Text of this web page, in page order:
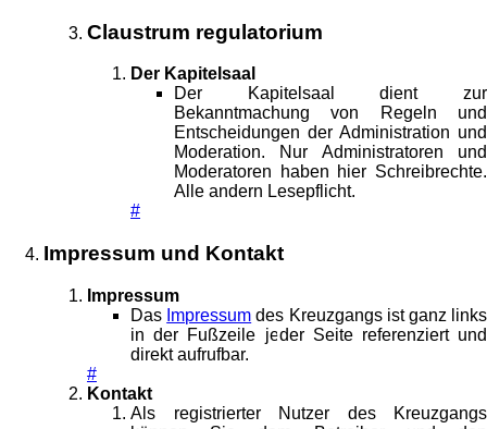
Claustrum regulatorium
Der Kapitelsaal
Der Kapitelsaal dient zur
Bekanntmachung von Regeln und
Entscheidungen der Administration und
Moderation. Nur Administratoren und
Moderatoren haben hier Schreibrechte.
Alle andern Lesepflicht.
#
Impressum und Kontakt
Impressum
Das Impressum des Kreuzgangs ist ganz links
in der Fußzeile jeder Seite referenziert und
direkt aufrufbar.
#
Kontakt
Als registrierter Nutzer des Kreuzgangs